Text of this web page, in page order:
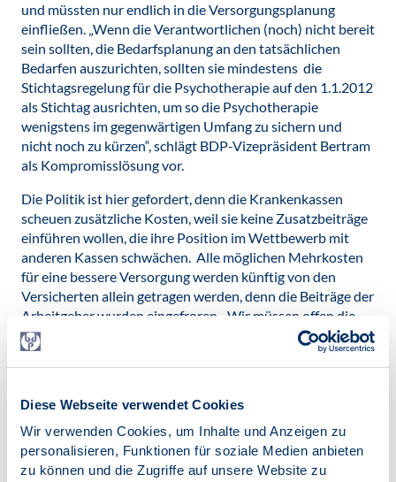
Diese Webseite verwendet Cookies
Wir verwenden Cookies, um Inhalte und Anzeigen zu
personalisieren, Funktionen für soziale Medien anbieten
zu können und die Zugriffe auf unsere Website zu
und müssten nur endlich in die Versorgungsplanung
einfließen. „Wenn die Verantwortlichen (noch) nicht bereit
sein sollten, die Bedarfsplanung an den tatsächlichen
Bedarfen auszurichten, sollten sie mindestens die
Stichtagsregelung für die Psychotherapie auf den 1.1.2012
als Stichtag ausrichten, um so die Psychotherapie
wenigstens im gegenwärtigen Umfang zu sichern und
nicht noch zu kürzen“, schlägt BDP-Vizepräsident Bertram
als Kompromisslösung vor.
Die Politik ist hier gefordert, denn die Krankenkassen
scheuen zusätzliche Kosten, weil sie keine Zusatzbeiträge
einführen wollen, die ihre Position im Wettbewerb mit
anderen Kassen schwächen. Alle möglichen Mehrkosten
für eine bessere Versorgung werden künftig von den
Versicherten allein getragen werden, denn die Beiträge der
Arbeitgeber wurden eingefroren. „Wir müssen offen die
Diskussion darüber führen, was eine gute
psychotherapeutische Versorgung uns wert ist. Und wir
müssen offensiv darüber sprechen, was durch eine gute
eingespart wird“, erklärt Schweitzer-Köhn. „In dieser
Diskussion helfen uns keine Mythen wie der von der
Kostenexplosion im Gesundheitswesen, der seit Jahren
gebetsmühlenartig wiederholt wird. Das Verhältnis der